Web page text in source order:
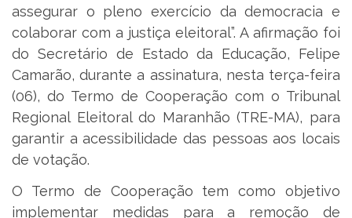
assegurar o pleno exercício da democracia e
colaborar com a justiça eleitoral”. A afirmação foi
do Secretário de Estado da Educação, Felipe
Camarão, durante a assinatura, nesta terça-feira
(06), do Termo de Cooperação com o Tribunal
Regional Eleitoral do Maranhão (TRE-MA), para
garantir a acessibilidade das pessoas aos locais
de votação.
O Termo de Cooperação tem como objetivo
implementar medidas para a remoção de